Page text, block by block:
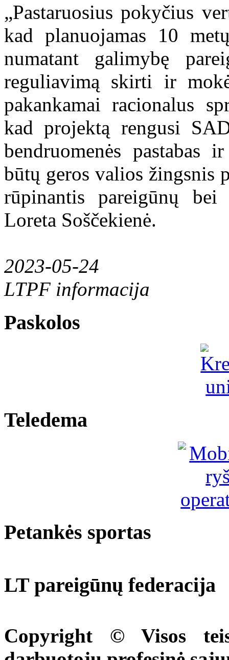
„Pastaruosius pokyčius
kad planuojamas 10
numatant galimybę
reguliavimą skirti ir
pakankamai racionalus
kad projektą rengusi
bendruomenės pastabas
būtų geros valios žingsnis
rūpinantis pareigūnų
Loreta Soščekienė.
2023-05-24
LTPF informacija
Paskolos
Teledema
Petankės sportas
LT pareigūnų federacija
Copyright © Visos